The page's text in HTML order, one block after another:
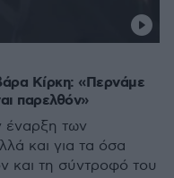
Κίρκη: «Περνάμε
παρελθόν»
έναρξη των
και για τα όσα
και τη σύντροφό του